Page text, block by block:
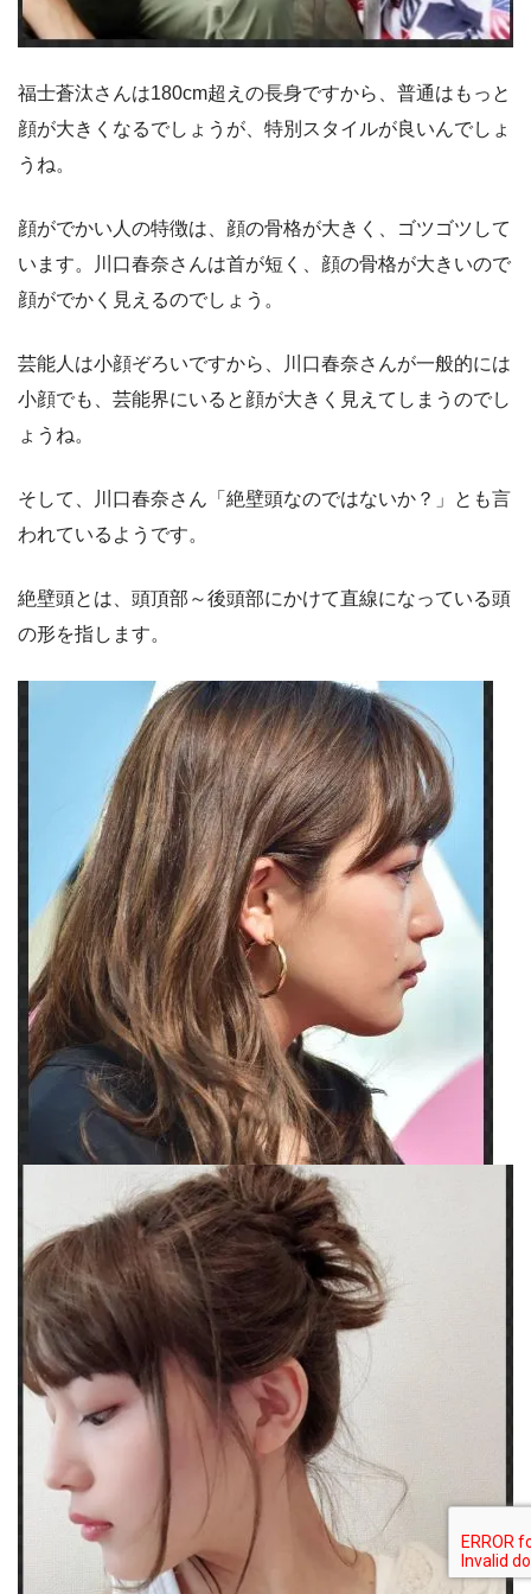
福士蒼汰さんは180cm超えの長身ですから、普通はもっと
顔が大きくなるでしょうが、特別スタイルが良いんでしょ
うね。
顔がでかい人の特徴は、顔の骨格が大きく、ゴツゴツして
います。川口春奈さんは首が短く、顔の骨格が大きいので
顔がでかく見えるのでしょう。
芸能人は小顔ぞろいですから、川口春奈さんが一般的には
小顔でも、芸能界にいると顔が大きく見えてしまうのでし
ょうね。
そして、川口春奈さん「絶壁頭なのではないか？」とも言
われているようです。
絶壁頭とは、頭頂部～後頭部にかけて直線になっている頭
の形を指します。